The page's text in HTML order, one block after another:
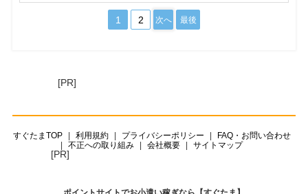
1 2 次へ 最後
[PR]
すぐたまTOP 利用規約 プライバシーポリシー
FAQ・お問い合わせ
不正への取り組み
会社概要 サイトマップ
[PR]